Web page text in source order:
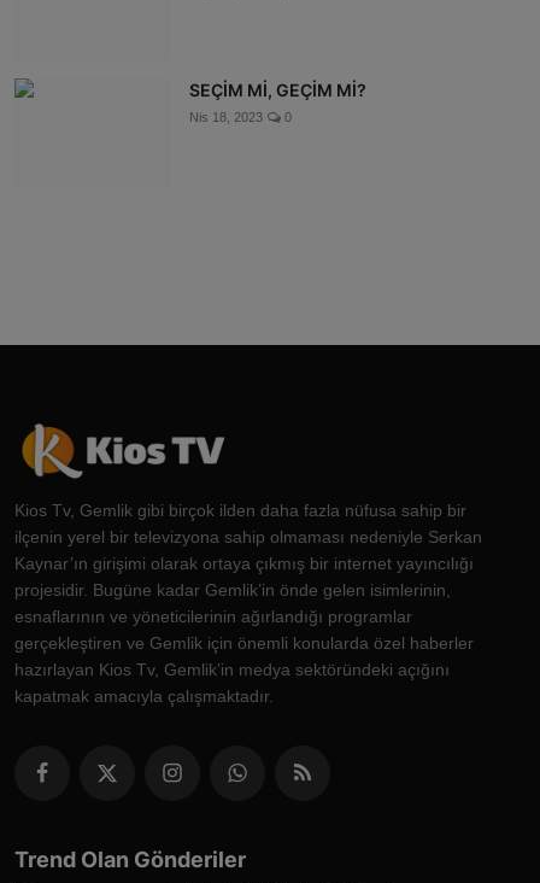
SEÇİM Mİ, GEÇİM Mİ?
Nis 18, 2023 0
Kios Tv, Gemlik gibi birçok ilden daha fazla nüfusa sahip bir
ilçenin yerel bir televizyona sahip olmaması nedeniyle Serkan
Kaynar’ın girişimi olarak ortaya çıkmış bir internet yayıncılığı
projesidir. Bugüne kadar Gemlik’in önde gelen isimlerinin,
esnaflarının ve yöneticilerinin ağırlandığı programlar
gerçekleştiren ve Gemlik için önemli konularda özel haberler
hazırlayan Kios Tv, Gemlik’in medya sektöründeki açığını
kapatmak amacıyla çalışmaktadır.
Trend Olan Gönderiler